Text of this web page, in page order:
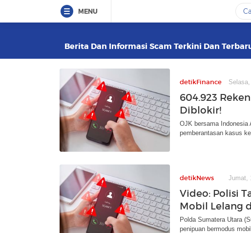
MENU
Berita Dan Informasi Scam Terkini Dan
detikFinance
604.923
Diblokir!
OJK bersama Indonesia
pemberantasan kasus
detikNews Jumat,
Video: Polisi
Mobil Lelang
Polda Sumatera Utara
penipuan bermodus